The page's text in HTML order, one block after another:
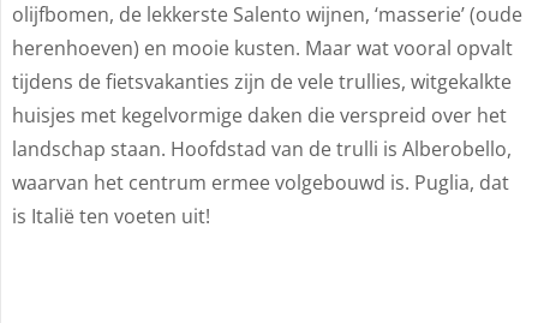
olijfbomen, de lekkerste Salento wijnen, ‘masserie’ (oude
herenhoeven) en mooie kusten. Maar wat vooral opvalt
tijdens de fietsvakanties zijn de vele trullies, witgekalkte
huisjes met kegelvormige daken die verspreid over het
landschap staan. Hoofdstad van de trulli is Alberobello,
waarvan het centrum ermee volgebouwd is. Puglia, dat
is Italië ten voeten uit!